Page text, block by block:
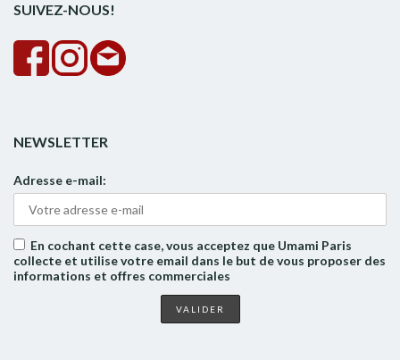
SUIVEZ-NOUS!
NEWSLETTER
Adresse e-mail:
En cochant cette case, vous acceptez que Umami Paris
collecte et utilise votre email dans le but de vous proposer des
informations et offres commerciales